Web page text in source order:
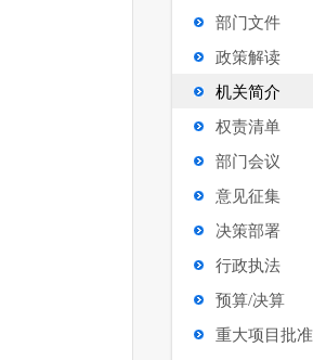
部门文件
政策解读
机关简介
权责清单
部门会议
意见征集
决策部署
行政执法
预算/决算
重大项目批